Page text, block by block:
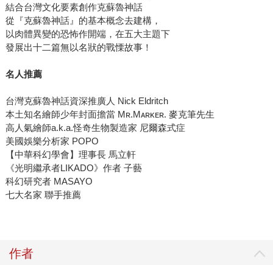
結合台灣文化要素創作克蘇魯神話
從『克蘇魯神話』的基本概念去建構，
以肉體異變的恐怖作開端，在五大主題下
發展出十二篇無以名狀的戰慄故事！
名人推薦
台灣克蘇魯神話資深推廣人 Nick Eldritch
本土知名繪師少年封面擔當 Mʀ.Mᴀʀᴋᴇʀ. 麥克筆先生
高人氣繪師a.k.a.怪奇生物製造家 尼爾森式症
美國娛樂分析家 POPO
【中華科幻學會】理事長 馬立軒
《光明繼承者LIKADO》作者 子藝
科幻研究者 MASAYO
七大名家 聯手推薦
作者